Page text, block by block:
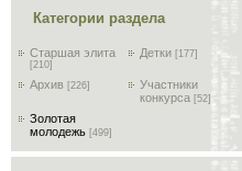
Категории раздела
Старшая элита
[210]
Детки [177]
Архив [226]
Участники
конкурса [52]
Золотая
молодежь [499]